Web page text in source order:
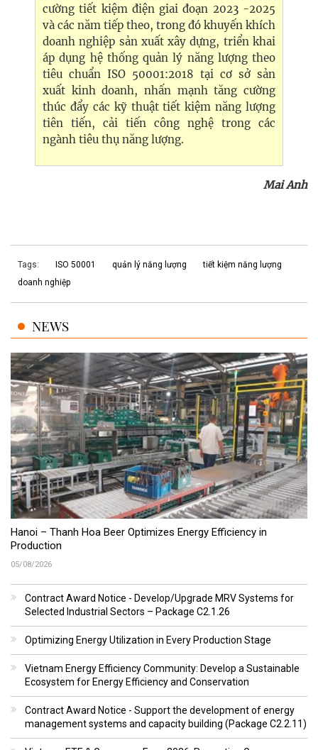
cường tiết kiệm điện giai đoạn 2023 -2025
và các năm tiếp theo, trong đó khuyến khích
doanh nghiệp sản xuất xây dựng, triển khai
áp dụng hệ thống quản lý năng lượng theo
tiêu chuẩn ISO 50001:2018 tại cơ sở sản
xuất kinh doanh, nhấn mạnh tăng cường
thúc đẩy các kỹ thuật tiết kiệm năng lượng
tiên tiến, cải tiến công nghệ trong các
ngành tiêu thụ năng lượng.
Mai Anh
Tags: ISO 50001 quản lý năng lượng
tiết kiệm năng lượng
doanh nghiệp
NEWS
Hanoi – Thanh Hoa Beer Optimizes Energy Efficiency in
Production
05/08/2026
Contract Award Notice - Develop/Upgrade MRV Systems for
Selected Industrial Sectors – Package C2.1.26
Optimizing Energy Utilization in Every Production Stage
Vietnam Energy Efficiency Community: Develop a Sustainable
Ecosystem for Energy Efficiency and Conservation
Contract Award Notice - Support the development of energy
management systems and capacity building (Package C2.2.11)